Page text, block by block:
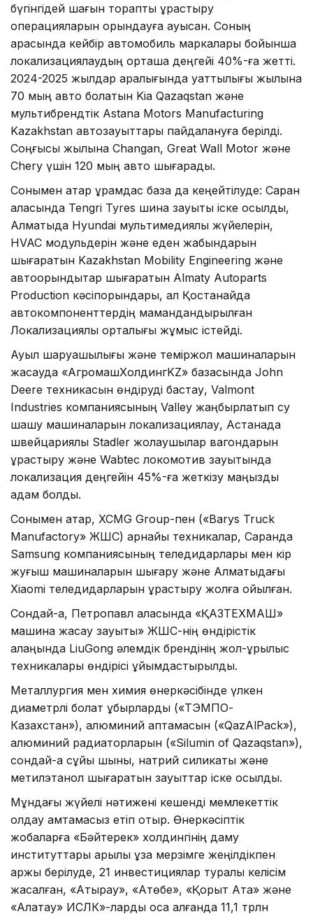
бүгінгідей шағын тораптық құрастыру
операцияларын орындауға ауысқан. Соның
арқасында кейбір автомобиль маркалары бойынша
локализациялаудың орташа деңгейі 40%-ға жетті.
2024-2025 жылдар аралығында қуаттылығы жылына
70 мың авто болатын Kia Qazaqstan және
мультибрендтік Astana Motors Manufacturing
Kazakhstan автозауыттары пайдалануға берілді.
Соңғысы жылына Changan, Great Wall Motor және
Chery үшін 120 мың авто шығарады.
Сонымен қатар құрамдас база да кеңейтілуде: Саран
қаласында Tengri Tyres шина зауыты іске қосылды,
Алматыда Hyundai мультимедиялық жүйелерін,
HVAC модульдерін және еден жабындарын
шығаратын Kazakhstan Mobility Engineering және
автоорындықтар шығаратын Almaty Autoparts
Production кәсіпорындары, ал Қостанайда
автокомпоненттердің мамандандырылған
Локализациялық орталығы жұмыс істейді.
Ауыл шаруашылығы және теміржол машиналарын
жасауда «АгромашХолдингKZ» базасында John
Deere техникасын өндіруді бастау, Valmont
Industries компаниясының Valley жаңбырлатып су
шашу машиналарын локализациялау, Астанада
швейцариялық Stadler жолаушылар вагондарын
құрастыру және Wabtec локомотив зауытында
локализация деңгейін 45%-ға жеткізу маңызды
қадам болды.
Сонымен қатар, XCMG Group-пен («Barys Truck
Manufactory» ЖШС) арнайы техникалар, Саранда
Samsung компаниясының теледидарлары мен кір
жуғыш машиналарын шығару және Алматыдағы
Xiaomi теледидарларын құрастыру жолға қойылған.
Сондай-ақ, Петропавл қаласында «ҚАЗТЕХМАШ»
машина жасау зауыты» ЖШС-нің өндірістік
алаңында LiuGong әлемдік брендінің жол-құрылыс
техникалары өндірісі ұйымдастырылды.
Металлургия мен химия өнеркәсібінде үлкен
диаметрлі болат құбырларды («ТЭМПО-
Казахстан»), алюминий қаптамасын («QazAlPack»),
алюминий радиаторларын («Silumin of Qazaqstan»),
сондай-ақ сұйық шыны, натрий силикаты және
метилэтанол шығаратын зауыттар іске қосылды.
Мұндағы жүйелі нәтижені кешенді мемлекеттік
қолдау қамтамасыз етіп отыр. Өнеркәсіптік
жобаларға «Бәйтерек» холдингінің даму
институттары арқылы ұзақ мерзімге жеңілдікпен
қаржы берілуде, 21 инвестициялар туралы келісім
жасалған, «Атырау», «Ақтөбе», «Қорқыт Ата» және
«Алатау» ИСЛК»-ларды қоса алғанда 11,1 трлн